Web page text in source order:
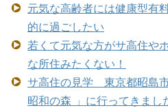
元気な高齢者には健康型
的に過ごしたい
若くて元気な方がサ高住
な所住みたくない！
サ高住の見学 東京都昭島
昭和の森 」に行ってきまし